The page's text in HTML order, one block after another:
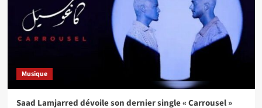
Musique
Saad Lamjarred dévoile son dernier single « Carrousel »